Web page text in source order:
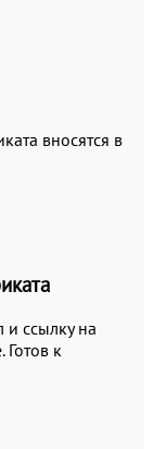
вносятся в
ссылку на
к